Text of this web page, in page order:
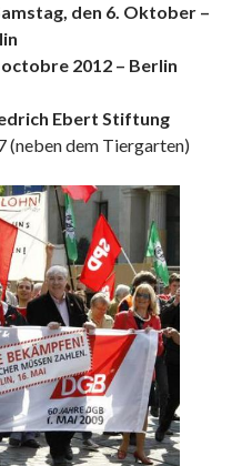
den 6. Oktober –
2012 – Berlin
Ebert Stiftung
(neben dem Tiergarten)